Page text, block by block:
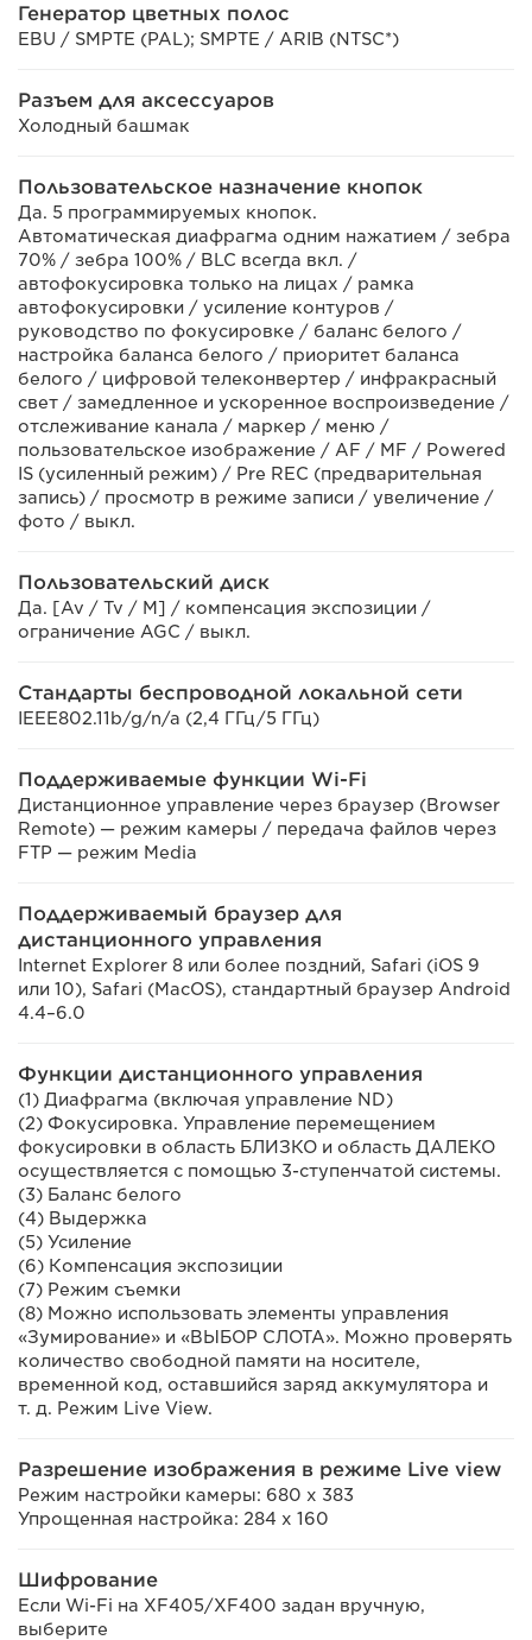
Генератор цветных полос
EBU / SMPTE (PAL); SMPTE / ARIB (NTSC*)
Разъем для аксессуаров
Холодный башмак
Пользовательское назначение кнопок
Да. 5 программируемых кнопок.
Автоматическая диафрагма одним нажатием / зебра
70% / зебра 100% / BLC всегда вкл. /
автофокусировка только на лицах / рамка
автофокусировки / усиление контуров /
руководство по фокусировке / баланс белого /
настройка баланса белого / приоритет баланса
белого / цифровой телеконвертер / инфракрасный
свет / замедленное и ускоренное воспроизведение /
отслеживание канала / маркер / меню /
пользовательское изображение / AF / MF / Powered
IS (усиленный режим) / Pre REC (предварительная
запись) / просмотр в режиме записи / увеличение /
фото / выкл.
Пользовательский диск
Да. [Av / Tv / M] / компенсация экспозиции /
ограничение AGC / выкл.
Стандарты беспроводной локальной сети
IEEE802.11b/g/n/a (2,4 ГГц/5 ГГц)
Поддерживаемые функции Wi-Fi
Дистанционное управление через браузер (Browser
Remote) — режим камеры / передача файлов через
FTP — режим Media
Поддерживаемый браузер для
дистанционного управления
Internet Explorer 8 или более поздний, Safari (iOS 9
или 10), Safari (MacOS), стандартный браузер Android
4.4–6.0
Функции дистанционного управления
(1) Диафрагма (включая управление ND)
(2) Фокусировка. Управление перемещением
фокусировки в область БЛИЗКО и область ДАЛЕКО
осуществляется с помощью 3-ступенчатой системы.
(3) Баланс белого
(4) Выдержка
(5) Усиление
(6) Компенсация экспозиции
(7) Режим съемки
(8) Можно использовать элементы управления
«Зумирование» и «ВЫБОР СЛОТА». Можно проверять
количество свободной памяти на носителе,
временной код, оставшийся заряд аккумулятора и
т. д. Режим Live View.
Разрешение изображения в режиме Live view
Режим настройки камеры: 680 x 383
Упрощенная настройка: 284 x 160
Шифрование
Если Wi-Fi на XF405/XF400 задан вручную,
выберите